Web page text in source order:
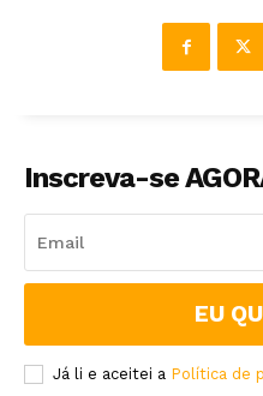
Inscreva-se
EU
Já li e aceitei a Política de